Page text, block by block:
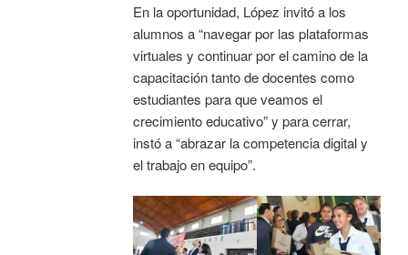
En la oportunidad, López invitó a los
alumnos a “navegar por las plataformas
virtuales y continuar por el camino de la
capacitación tanto de docentes como
estudiantes para que veamos el
crecimiento educativo” y para cerrar,
instó a “abrazar la competencia digital y
el trabajo en equipo”.